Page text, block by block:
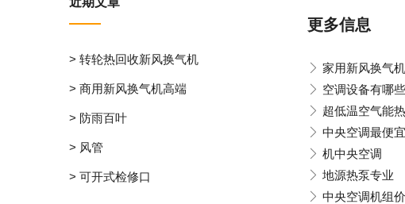
更多信息
家用新风换气机
空调设备有哪些
超低温空气能
中央空调最便宜
机中央空调
地源热泵专业
中央空调机组
> 转轮热回收新风换气机
> 商用新风换气机高端
> 防雨百叶
> 风管
> 可开式检修口